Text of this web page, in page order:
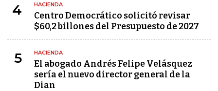
4 HACIENDA
Centro Democrático solicitó revisar
$60,2 billones del Presupuesto de 2027
5 HACIENDA
El abogado Andrés Felipe Velásquez
sería el nuevo director general de la
Dian